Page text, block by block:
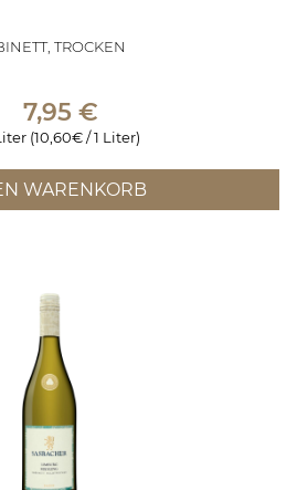
TROCKEN
7,95 €
(10,60€ / 1 Liter)
WARENKORB